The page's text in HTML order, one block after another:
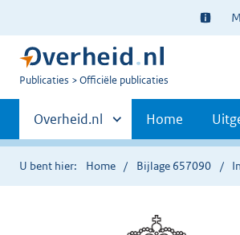
Ter
U
Publicaties Officiële publicaties
Primaire
navigatie
Andere
sites
binnen
Overheid.nl Home
U bent hier: Home Bijlage 657090